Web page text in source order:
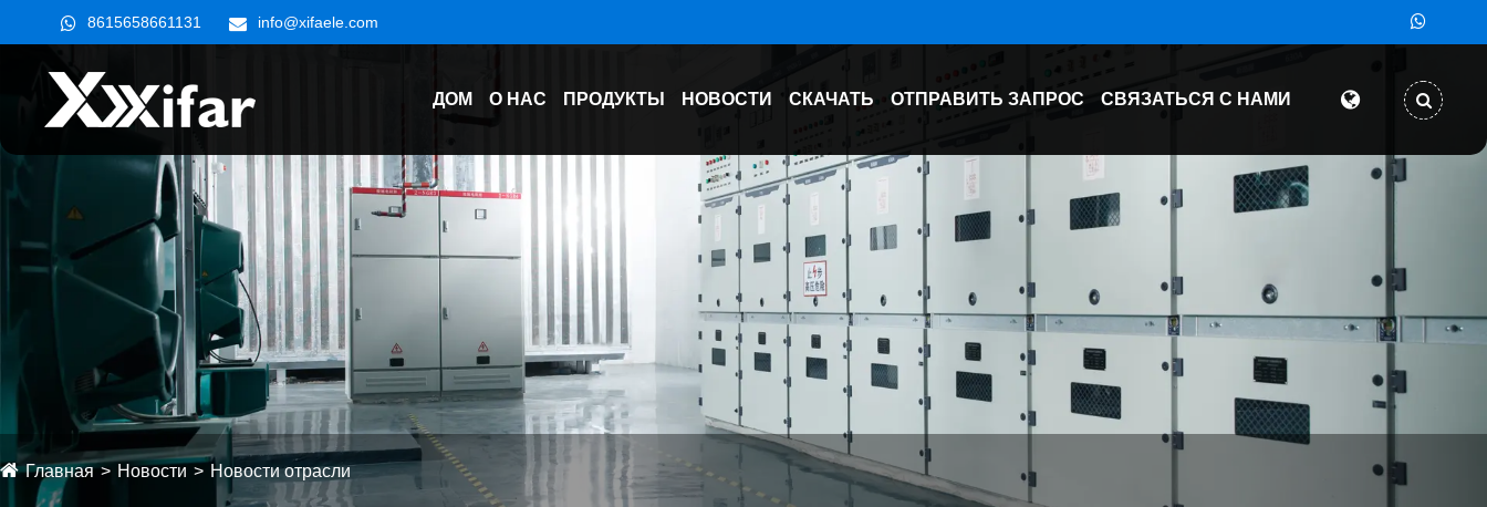
8615658661131 info@xifaele.com
ДОМ О НАС ПРОДУКТЫ НОВОСТИ СКАЧАТЬ ОТПРАВИТЬ ЗАПРОС СВЯЗАТЬСЯ С НАМИ
Главная Новости Новости отрасли